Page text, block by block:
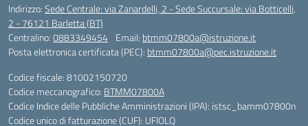
Indirizzo:Sede Centrale: via Zanardelli, 2 - Sede Succursale: via Botticelli,
2 - 76121 Barletta (BT)
Centralino:0883349454 Email: btmm07800a@istruzione.it
Posta elettronica certificata (PEC): btmm07800a@pec.istruzione.it
Codice fiscale: 81002150720
Codice meccanografico: BTMM07800A
Codice Indice delle Pubbliche Amministrazioni (IPA): istsc_bamm07800n
Codice unico di fatturazione (CUF): UFIOLQ